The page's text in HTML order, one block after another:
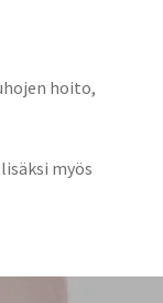
hoito,
myös